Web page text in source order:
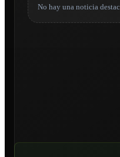
No hay una noticia